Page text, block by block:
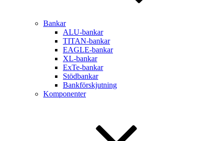
Bankar
ALU-bankar
TITAN-bankar
EAGLE-bankar
XL-bankar
ExTe-bankar
Stödbankar
Bankförskjutning
Komponenter